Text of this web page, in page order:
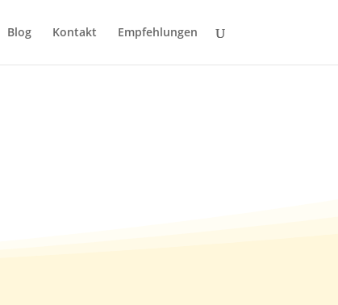
Blog Kontakt Empfehlungen